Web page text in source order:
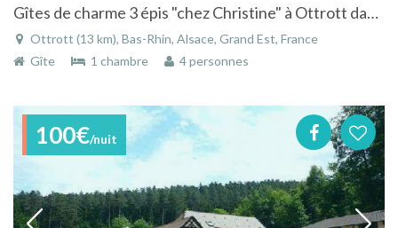
Gîtes de charme 3 épis "chez Christine" à Ottrott dans village viticole en Alsace
Ottrott (13 km), Bas-Rhin, Alsace, Grand Est, France
Gîte
1 chambre 4 personnes
100€/nuit